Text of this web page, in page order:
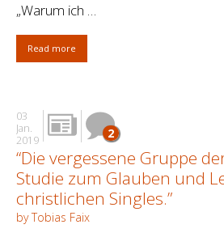
„Warum ich …
Read more
03
Jan.
2019
2
“Die vergessene Gruppe
Studie zum Glauben und
christlichen Singles.”
by Tobias Faix